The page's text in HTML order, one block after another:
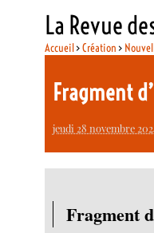
La Revue
Accueil>Création >
Fragment
jeudi 28 novembre
Fragment